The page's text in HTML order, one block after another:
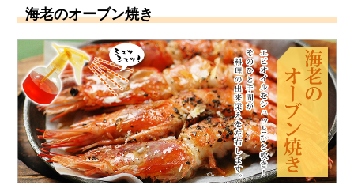
海老のオーブン焼き